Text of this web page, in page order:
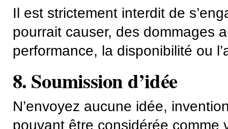
Il est strictement interdit de
pourrait causer, des dommages
performance, la disponibilité ou
8. Soumission d’idée
N’envoyez aucune idée,
pouvant être considérée comme